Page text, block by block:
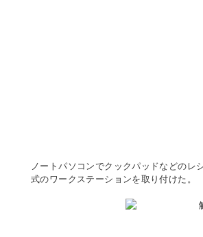
ノートパソコンでクックパッドなどのレ
式のワークステーションを取り付けた。